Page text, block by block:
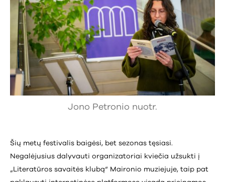
Jono Petronio nuotr.
Šių metų festivalis baigėsi, bet sezonas tęsiasi.
Negalėjusius dalyvauti organizatoriai kviečia užsukti į
„Literatūros savaitės klubą“ Maironio muziejuje, taip pat